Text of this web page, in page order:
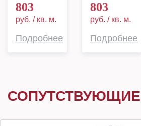
803
руб. / кв. м.
Подробнее
803
руб. / кв. м.
Подробнее